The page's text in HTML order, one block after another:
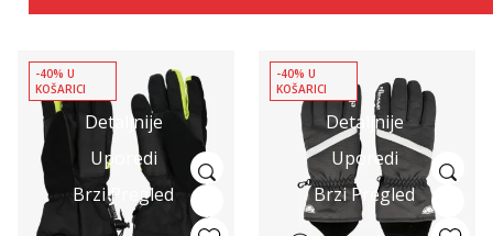
Detaljnije
Uporedi
Brzi Pregled
-40% U
KOŠARICI
Detaljnije
Uporedi
Brzi Pregled
-40% U
KOŠARICI